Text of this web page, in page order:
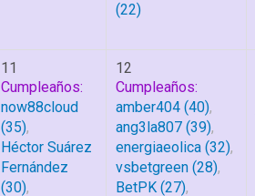
(22)
11
Cumpleaños:
now88cloud
(35),
Héctor Suárez
Fernández
(30),
12
Cumpleaños:
amber404 (40),
ang3la807 (39),
energiaeolica (32),
vsbetgreen (28),
BetPK (27),